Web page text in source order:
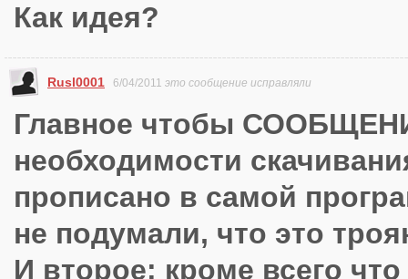
Как идея?
Rusl0001 6/04/2011 это сообщение исправляли
Главное чтобы
необходимости
прописано в самой
не подумали, что это
И второе: кроме всего